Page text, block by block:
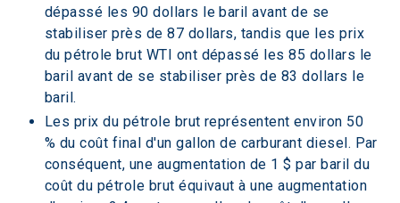
dépassé les 90 dollars le baril avant de se
stabiliser près de 87 dollars, tandis que les prix
du pétrole brut WTI ont dépassé les 85 dollars le
baril avant de se stabiliser près de 83 dollars le
baril.
Les prix du pétrole brut représentent environ 50
% du coût final d'un gallon de carburant diesel. Par
conséquent, une augmentation de 1 $ par baril du
coût du pétrole brut équivaut à une augmentation